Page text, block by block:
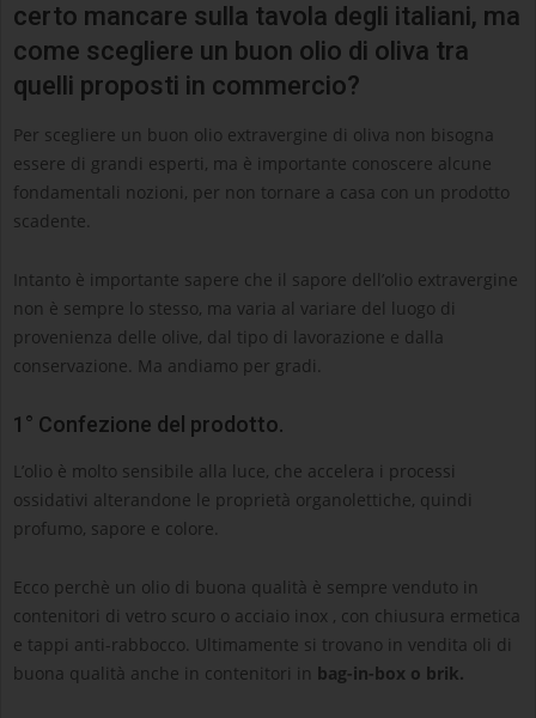
certo mancare sulla tavola degli italiani, ma
come scegliere un buon olio di oliva tra
quelli proposti in commercio?
Per scegliere un buon olio extravergine di oliva non bisogna
essere di grandi esperti, ma è importante conoscere alcune
fondamentali nozioni, per non tornare a casa con un prodotto
scadente.
Intanto è importante sapere che il sapore dell’olio extravergine
non è sempre lo stesso, ma varia al variare del luogo di
provenienza delle olive, dal tipo di lavorazione e dalla
conservazione. Ma andiamo per gradi.
1° Confezione del prodotto.
L’olio è molto sensibile alla luce, che accelera i processi
ossidativi alterandone le proprietà organolettiche, quindi
profumo, sapore e colore.
Ecco perchè un olio di buona qualità è sempre venduto in
contenitori di vetro scuro o acciaio inox , con chiusura ermetica
e tappi anti-rabbocco. Ultimamente si trovano in vendita oli di
buona qualità anche in contenitori in bag-in-box o brik.